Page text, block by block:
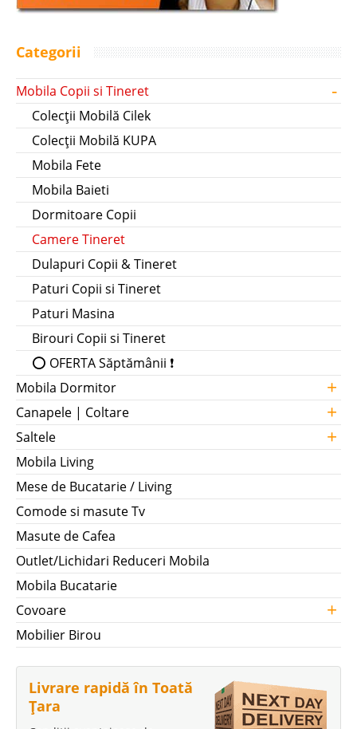
Categorii
Mobila Copii si Tineret -
Colecții Mobilă Cilek
Colecții Mobilă KUPA
Mobila Fete
Mobila Baieti
Dormitoare Copii
Camere Tineret
Dulapuri Copii & Tineret
Paturi Copii si Tineret
Paturi Masina
Birouri Copii si Tineret
⭕ OFERTA Săptămânii ❗
Mobila Dormitor
+
Canapele | Coltare +
Saltele +
Mobila Living
Mese de Bucatarie / Living
Comode si masute Tv
Masute de Cafea
Outlet/Lichidari Reduceri Mobila
Mobila Bucatarie
Covoare
+
Mobilier Birou
Livrare rapidă în Toată
Țara